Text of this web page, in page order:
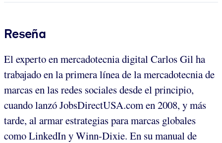
Reseña
El experto en mercadotecnia digital Carlos Gil ha
trabajado en la primera línea de la mercadotecnia de
marcas en las redes sociales desde el principio,
cuando lanzó JobsDirectUSA.com en 2008, y más
tarde, al armar estrategias para marcas globales
como LinkedIn y Winn-Dixie. En su manual de